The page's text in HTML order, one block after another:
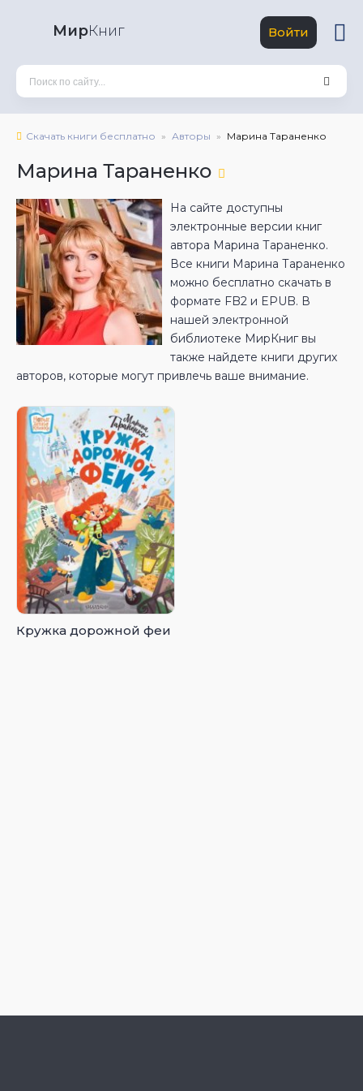
МирКниг Войти
Скачать книги бесплатно Авторы Марина Тараненко
Марина Тараненко
На сайте доступны
электронные версии книг
автора Марина Тараненко.
Все книги Марина Тараненко
можно бесплатно скачать в
формате FB2 и EPUB. В
нашей электронной
библиотеке МирКниг вы
также найдете книги других
авторов, которые могут привлечь ваше внимание.
Кружка дорожной феи